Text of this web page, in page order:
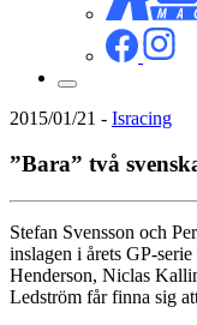
2015/01/21 - Isracing
”Bara” två
Stefan Svensson och
inslagen i årets GP-
Henderson, Niclas
Ledström får finna sig